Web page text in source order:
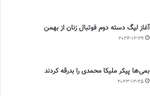
آغاز لیگ دسته دوم فوتبال زنان از بهمن
2024-12-29
بمی‌ها پیکر ملیکا محمدی را بدرقه کردند
2023-12-25